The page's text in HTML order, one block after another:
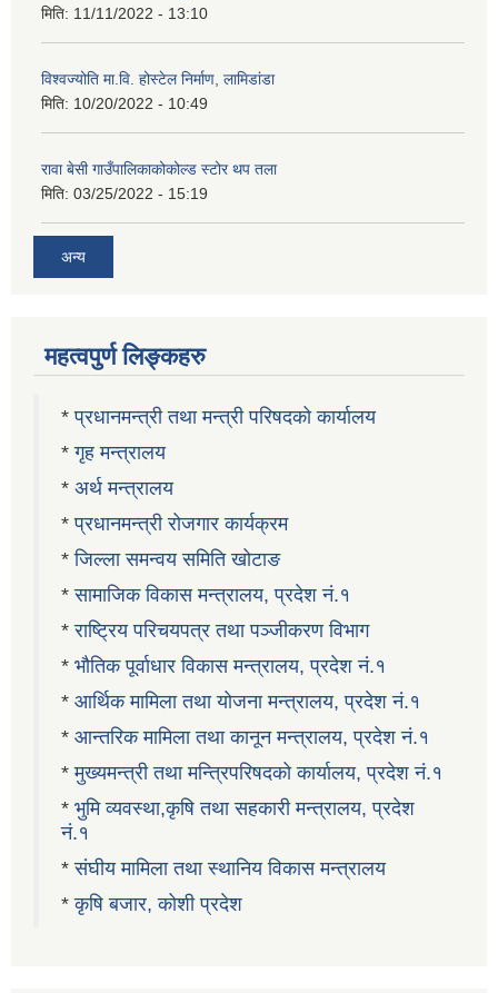
मिति: 11/11/2022 - 13:10
विश्वज्योति मा.वि. होस्टेल निर्माण, लामिडांडा
मिति: 10/20/2022 - 10:49
रावा बेसी गाउँपालिकाकोकोल्ड स्टोर थप तला
मिति: 03/25/2022 - 15:19
अन्य
महत्वपुर्ण लिङ्कहरु
*प्रधानमन्त्री तथा मन्त्री परिषदको कार्यालय
*गृह मन्त्रालय
* अर्थ मन्त्रालय
*प्रधानमन्त्री रोजगार कार्यक्रम
*जिल्ला समन्वय समिति खोटाङ
*सामाजिक विकास मन्त्रालय, प्रदेश नं.१
*राष्ट्रिय परिचयपत्र तथा पञ्जीकरण विभाग
* भौतिक पूर्वाधार विकास मन्त्रालय, प्रदेश नं.१
* आर्थिक मामिला तथा योजना मन्त्रालय, प्रदेश नं.१
* आन्तरिक मामिला तथा कानून मन्त्रालय, प्रदेश नं.१
*मुख्यमन्त्री तथा मन्त्रिपरिषदको कार्यालय, प्रदेश नं.१
* भुमि व्यवस्था,कृषि तथा सहकारी मन्त्रालय, प्रदेश
नं.१
*संघीय मामिला तथा स्थानिय विकास मन्त्रालय
*कृषि बजार, कोशी प्रदेश